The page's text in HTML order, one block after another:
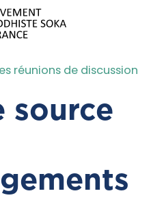
réunions de discussion
source